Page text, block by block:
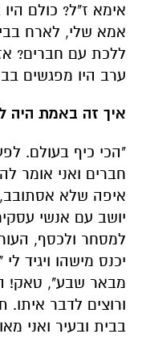
אימא ז"ל? כולם
אמא שלי, לארח
ללכת עם חברים?
ערב היו מפגשים
איך זה באמת היה
"הכי כיף בעולם.
חברים ואני אומר
איפה שלא אסתובב,
יושב עם אנשי
למסחר ולכסף,
יכנס מישהו ויגיד
מבאר שבע", טאק!
ורוצים לדבר איתו.
בבית ובעיר ואני